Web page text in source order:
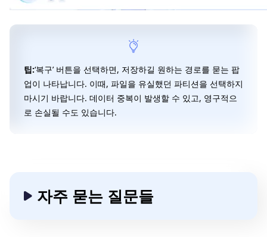
팁:‘복구’ 버튼을 선택하면, 저장하길 원하는 경로를 묻는 팝
업이 나타납니다. 이때, 파일을 유실했던 파티션을 선택하지
마시기 바랍니다. 데이터 중복이 발생할 수 있고, 영구적으
로 손실될 수도 있습니다.
자주 묻는 질문들